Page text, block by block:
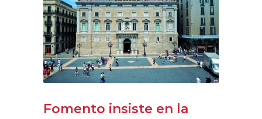
Fomento insiste en la